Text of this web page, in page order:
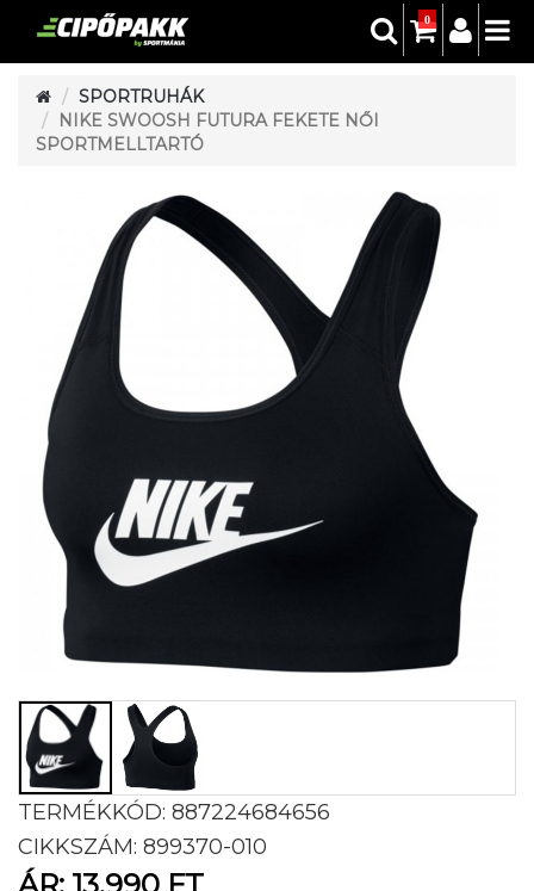
0
SPORTRUHÁK
NIKE SWOOSH FUTURA FEKETE NŐI
SPORTMELLTARTÓ
TERMÉKKÓD: 887224684656
CIKKSZÁM: 899370-010